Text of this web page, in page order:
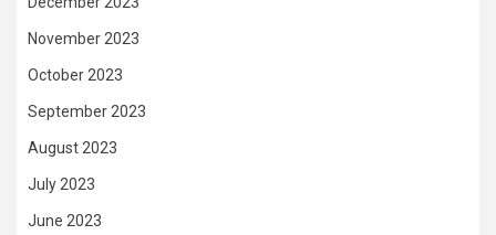
November 2023
October 2023
September 2023
August 2023
July 2023
June 2023